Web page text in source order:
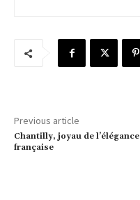
Previous article
Chantilly, joyau de l’élégance
française